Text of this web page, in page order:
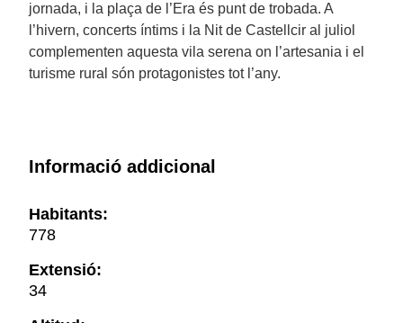
jornada, i la plaça de l’Era és punt de trobada. A
l’hivern, concerts íntims i la Nit de Castellcir al juliol
complementen aquesta vila serena on l’artesania i el
turisme rural són protagonistes tot l’any.
Informació addicional
Habitants:
778
Extensió:
34